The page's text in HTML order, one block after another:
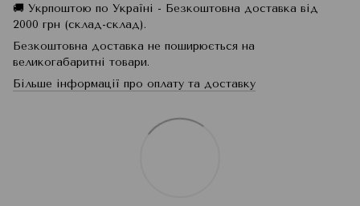
🚚 Укрпоштою по Україні - Безкоштовна доставка від
2000 грн (склад-склад).
Безкоштовна доставка не поширюється на
великогабаритні товари.
Більше інформації про оплату та доставку